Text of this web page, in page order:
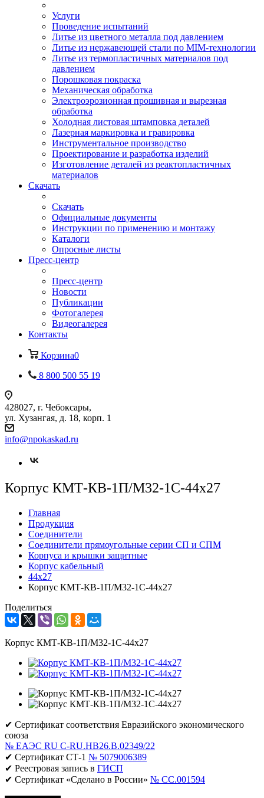
Услуги
Проведение испытаний
Литье из цветного металла под давлением
Литье из нержавеющей стали по MIM-технологии
Литье из термопластичных материалов под
давлением
Порошковая покраска
Механическая обработка
Электроэрозионная прошивная и вырезная
обработка
Холодная листовая штамповка деталей
Лазерная маркировка и гравировка
Инструментальное производство
Проектирование и разработка изделий
Изготовление деталей из реактопластичных
материалов
Скачать
Скачать
Официальные документы
Инструкции по применению и монтажу
Каталоги
Опросные листы
Пресс-центр
Пресс-центр
Новости
Публикации
Фотогалерея
Видеогалерея
Контакты
Корзина0
8 800 500 55 19
428027, г. Чебоксары,
ул. Хузангая, д. 18, корп. 1
info@npokaskad.ru
Корпус КМТ-КВ-1П/М32-1С-44х27
Главная
Продукция
Соединители
Соединители прямоугольные серии СП и СПМ
Корпуса и крышки защитные
Корпус кабельный
44х27
Корпус КМТ-КВ-1П/М32-1С-44х27
Поделиться
Корпус КМТ-КВ-1П/М32-1С-44х27
✔ Сертификат соответствия Евразийского экономического
союза
№ ЕАЭС RU C-RU.НВ26.В.02349/22
✔ Сертификат СТ-1 № 5079006389
✔ Реестровая запись в ГИСП
✔ Сертификат «Сделано в России» № CC.001594